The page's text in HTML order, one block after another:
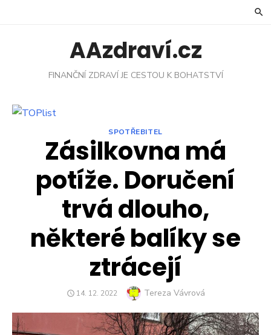
AAzdraví.cz
FINANČNÍ ZDRAVÍ JE CESTOU K BOHATSTVÍ
SPOTŘEBITEL
Zásilkovna má
potíže. Doručení
trvá dlouho,
některé balíky se
ztrácejí
POSTED
14. 12. 2022 Author
Tereza Vávrová